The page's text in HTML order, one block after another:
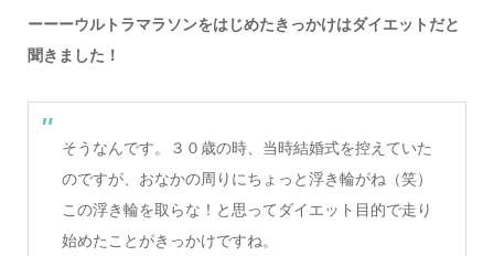
ーーーウルトラマラソンをはじめたきっかけはダイエットだと
聞きました！
そうなんです。３０歳の時、当時結婚式を控えていた
のですが、おなかの周りにちょっと浮き輪がね（笑）
この浮き輪を取らな！と思ってダイエット目的で走り
始めたことがきっかけですね。